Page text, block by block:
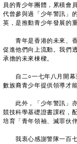
員的青少年團體，累積會
代曾參與過「少年警訊」
英，是推動青少年發展的
青年是香港的未來、香
促進他們向上流動。我們
承擔的未來棟樑。
自二○一七年八月開幕
數族裔青少年提供領導才
此外，「少年警訊」亦
競技科學基礎證書課程，
培育「青年領袖、滅罪伙
我衷心感謝警隊一百七